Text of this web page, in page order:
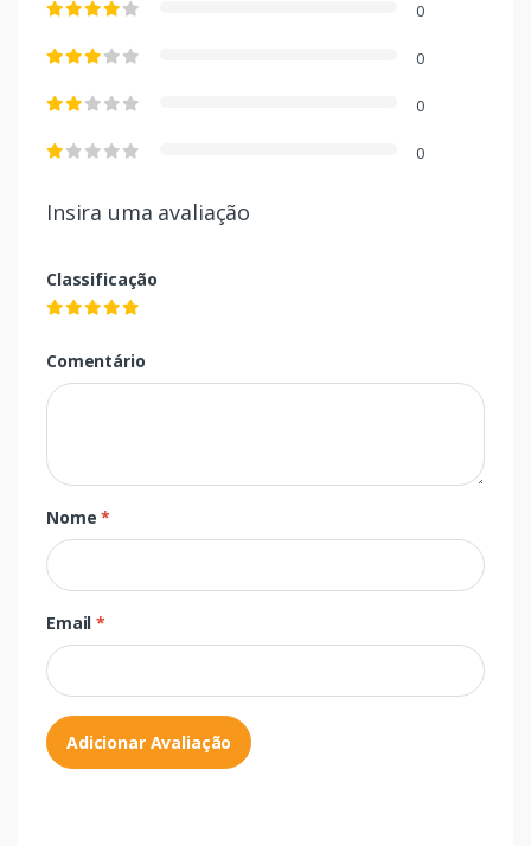
0
0
0
0
Insira uma avaliação
Classificação
Comentário
Nome*
Email*
Adicionar Avaliação